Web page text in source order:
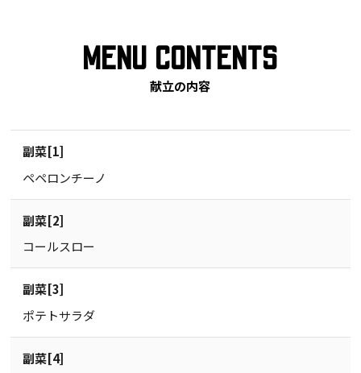
MENU CONTENTS
献立の内容
副菜[1]
ペペロンチーノ
副菜[2]
コールスロー
副菜[3]
ポテトサラダ
副菜[4]